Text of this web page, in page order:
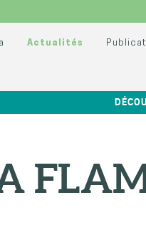
Actualités